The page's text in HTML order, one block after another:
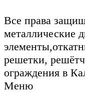
Все права
металлические
решетки,
ограждения в
Меню